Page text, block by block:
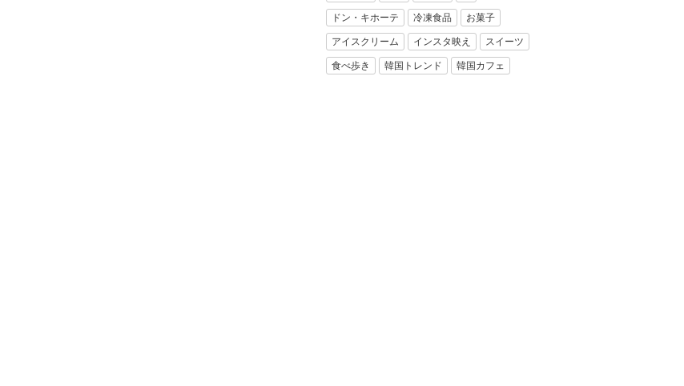
ドン・キホーテ 冷凍食品 お菓子
アイスクリーム インスタ映え スイーツ
食べ歩き 韓国トレンド 韓国カフェ